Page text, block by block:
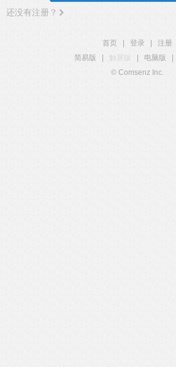
还没有注册？
首页 登录
注册
简易版
触屏版 电脑版
© Comsenz Inc.